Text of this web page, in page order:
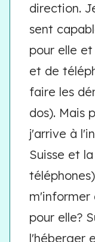
direction.
sent
pour elle
et de
faire les
dos). Mais
j'arrive à
Suisse et
m'informer
pour elle?
l'héberger